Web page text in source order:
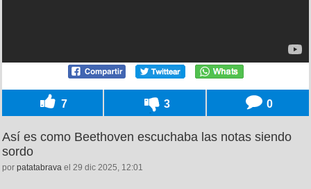
7 3 0
Así es como Beethoven escuchaba las notas siendo
sordo
por patatabrava el 29 dic 2025, 12:01